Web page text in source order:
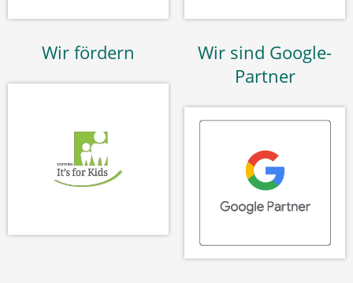
Wir fördern
Wir sind Google-
Partner